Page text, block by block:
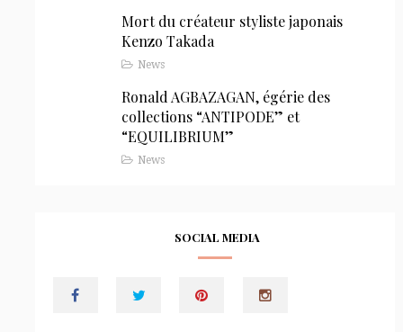
Mort du créateur styliste japonais
Kenzo Takada
News
Ronald AGBAZAGAN, égérie des
collections “ANTIPODE” et
“EQUILIBRIUM”
News
SOCIAL MEDIA